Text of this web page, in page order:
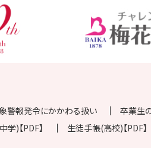
警報発令にかかわる扱い
卒業生
)【PDF】
生徒手帳(高校)【PDF】